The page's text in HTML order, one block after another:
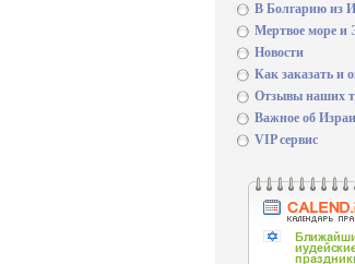
В Болгарию из
Мертвое море и
Новости
Как заказать и
Отзывы наших
Важное об
VIP сервис